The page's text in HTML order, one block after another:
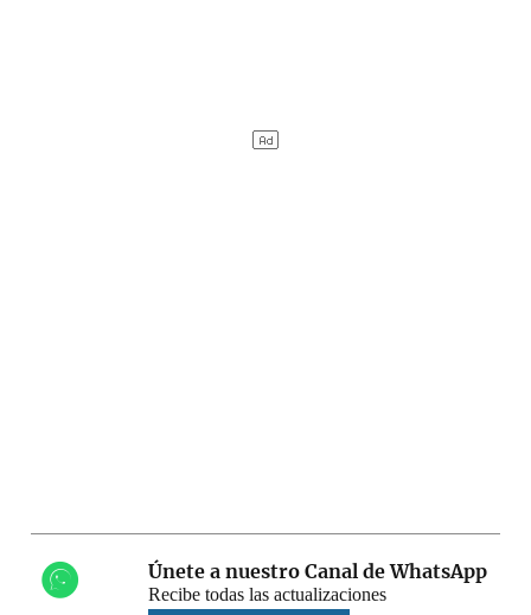
Únete a nuestro Canal de WhatsApp
Recibe todas las actualizaciones